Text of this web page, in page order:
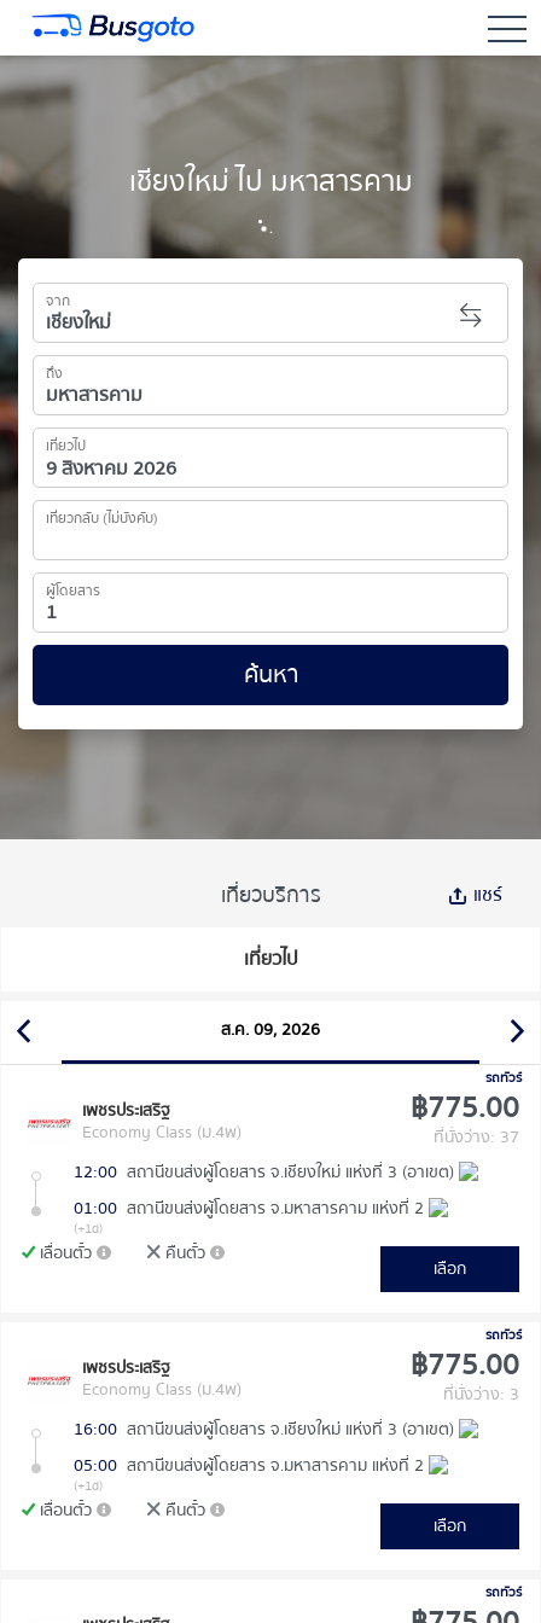
เชียงใหม่ ไป มหาสารคาม
จาก
ถึง
เที่ยวไป
เที่ยวกลับ (ไม่บังคับ)
ผู้โดยสาร
ค้นหา
เที่ยวบริการ แชร์
เที่ยวไป
ส.ค. 09, 2026
รถทัวร์
เพชรประเสริฐ
Economy Class (ม.4พ)
฿775.00
ที่นั่งว่าง: 37
12:00 สถานีขนส่งผู้โดยสาร จ.เชียงใหม่ แห่งที่ 3 (อาเขต)
01:00 สถานีขนส่งผู้โดยสาร จ.มหาสารคาม แห่งที่ 2
(+1d)
เลื่อนตั๋ว คืนตั๋ว
เลือก
รถทัวร์
เพชรประเสริฐ
Economy Class (ม.4พ)
฿775.00
ที่นั่งว่าง: 3
16:00 สถานีขนส่งผู้โดยสาร จ.เชียงใหม่ แห่งที่ 3 (อาเขต)
05:00 สถานีขนส่งผู้โดยสาร จ.มหาสารคาม แห่งที่ 2
(+1d)
เลื่อนตั๋ว คืนตั๋ว
เลือก
รถทัวร์